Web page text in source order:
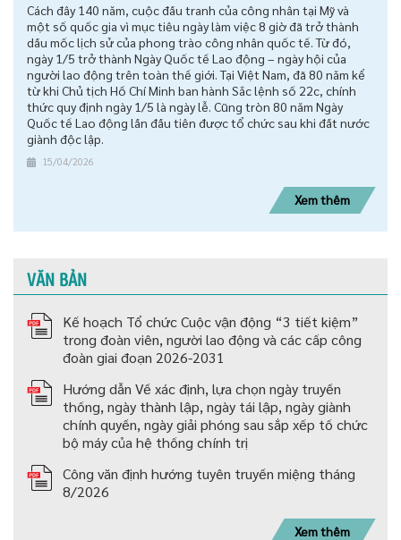
Cách đây 140 năm, cuộc đấu tranh của công nhân tại Mỹ và
một số quốc gia vì mục tiêu ngày làm việc 8 giờ đã trở thành
dấu mốc lịch sử của phong trào công nhân quốc tế. Từ đó,
ngày 1/5 trở thành Ngày Quốc tế Lao động – ngày hội của
người lao động trên toàn thế giới. Tại Việt Nam, đã 80 năm kể
từ khi Chủ tịch Hồ Chí Minh ban hành Sắc lệnh số 22c, chính
thức quy định ngày 1/5 là ngày lễ. Cũng tròn 80 năm Ngày
Quốc tế Lao động lần đầu tiên được tổ chức sau khi đất nước
giành độc lập.
15/04/2026
Xem thêm
VĂN BẢN
Kế hoạch Tổ chức Cuộc vận động “3 tiết kiệm”
trong đoàn viên, người lao động và các cấp công
đoàn giai đoạn 2026-2031
Hướng dẫn Về xác định, lựa chọn ngày truyền
thống, ngày thành lập, ngày tái lập, ngày giành
chính quyền, ngày giải phóng sau sắp xếp tố chức
bộ máy của hệ thống chính trị
Công văn định hướng tuyên truyền miệng tháng
8/2026
Xem thêm